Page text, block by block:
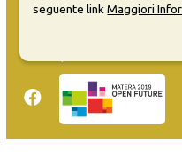
seguente linkMaggiori